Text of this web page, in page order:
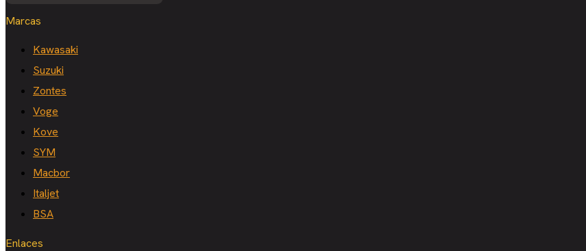
Marcas
Kawasaki
Suzuki
Zontes
Voge
Kove
SYM
Macbor
Italjet
BSA
Enlaces